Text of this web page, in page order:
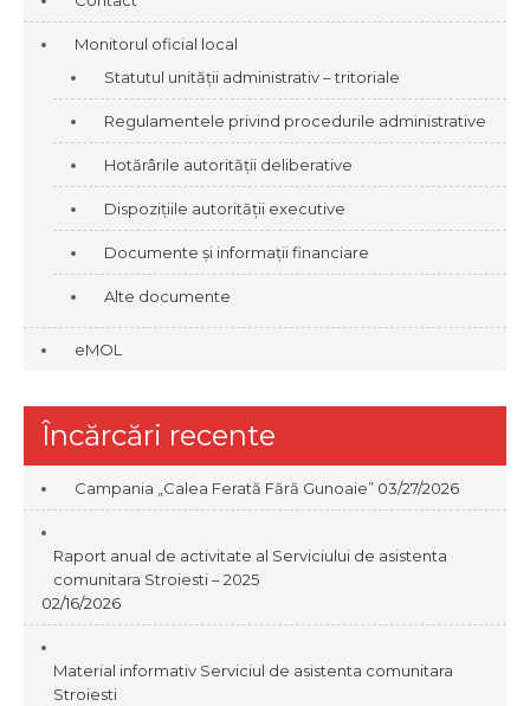
Monitorul oficial local
Statutul unității administrativ – tritoriale
Regulamentele privind procedurile administrative
Hotărârile autorității deliberative
Dispozițiile autorității executive
Documente și informații financiare
Alte documente
eMOL
Încărcări recente
Campania „Calea Ferată Fără Gunoaie” 03/27/2026
Raport anual de activitate al Serviciului de asistenta
comunitara Stroiesti – 2025
02/16/2026
Material informativ Serviciul de asistenta comunitara
Stroiesti